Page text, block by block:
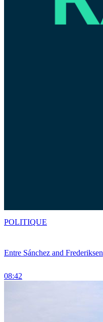
Entre Sánchez and Frederiksen
08:42
POLITIQUE